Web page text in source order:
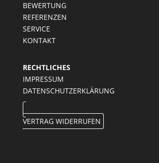
BEWERTUNG
REFERENZEN
SERVICE
KONTAKT
RECHTLICHES
IMPRESSUM
DATENSCHUTZERKLÄRUNG
VERTRAG WIDERRUFEN